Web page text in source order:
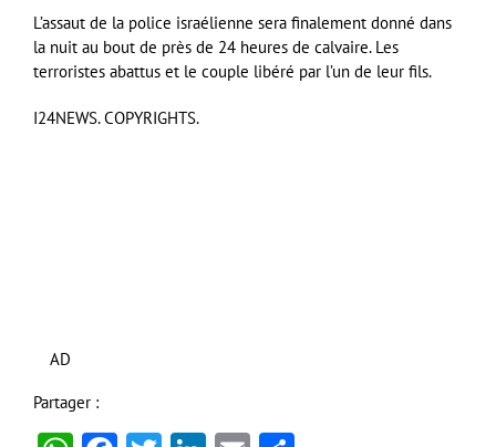
L’assaut de la police israélienne sera finalement donné dans
la nuit au bout de près de 24 heures de calvaire. Les
terroristes abattus et le couple libéré par l’un de leur fils.
I24NEWS. COPYRIGHTS.
AD
Partager :